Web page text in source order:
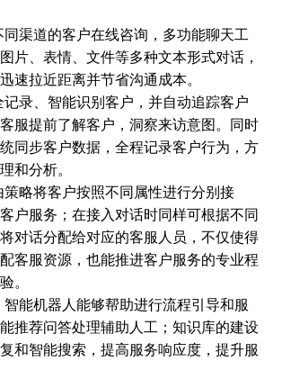
同渠道的客户在线咨询，多功能聊天工
片、表情、文件等多种文本形式对话，
速拉近距离并节省沟通成本。
记录、智能识别客户，并自动追踪客户
服提前了解客户，洞察来访意图。同时
同步客户数据，全程记录客户行为，方
和分析。
策略将客户按照不同属性进行分别接
户服务；在接入对话时同样可根据不同
对话分配给对应的客服人员，不仅使得
客服资源，也能推进客户服务的专业程
。
智能机器人能够帮助进行流程引导和服
推荐问答处理辅助人工；知识库的建设
和智能搜索，提高服务响应度，提升服